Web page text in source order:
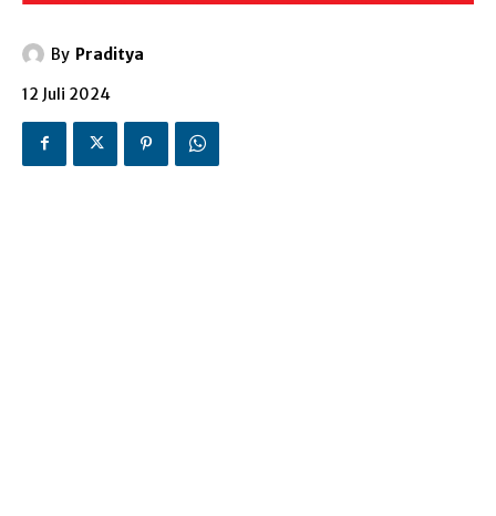
By Praditya
12 Juli 2024